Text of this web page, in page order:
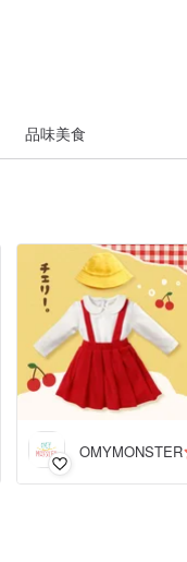
品味美食
OMYMONSTER